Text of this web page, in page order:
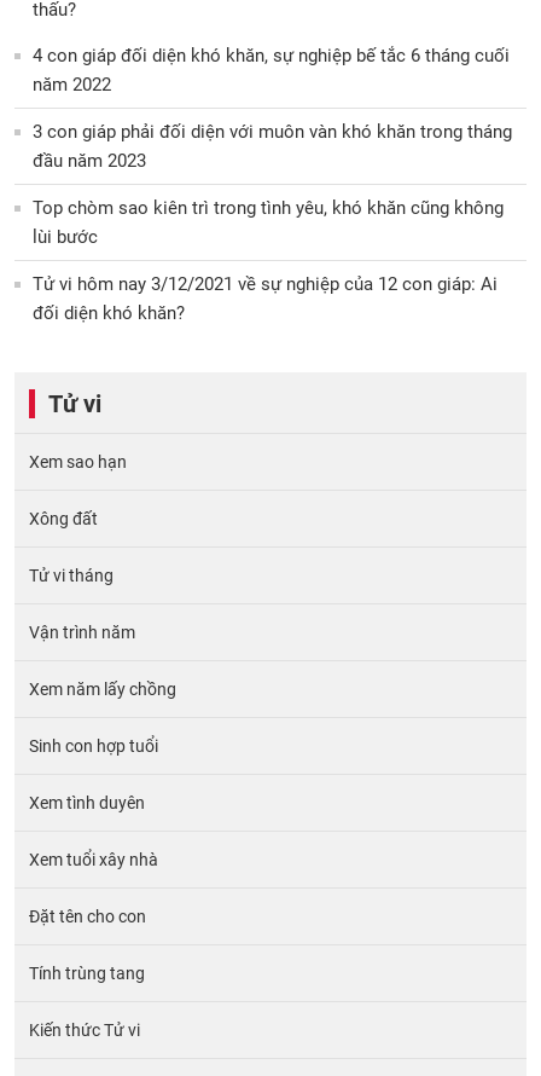
thấu?
4 con giáp đối diện khó khăn, sự nghiệp bế tắc 6 tháng cuối
năm 2022
3 con giáp phải đối diện với muôn vàn khó khăn trong tháng
đầu năm 2023
Top chòm sao kiên trì trong tình yêu, khó khăn cũng không
lùi bước
Tử vi hôm nay 3/12/2021 về sự nghiệp của 12 con giáp: Ai
đối diện khó khăn?
Tử vi
Xem sao hạn
Xông đất
Tử vi tháng
Vận trình năm
Xem năm lấy chồng
Sinh con hợp tuổi
Xem tình duyên
Xem tuổi xây nhà
Đặt tên cho con
Tính trùng tang
Kiến thức Tử vi